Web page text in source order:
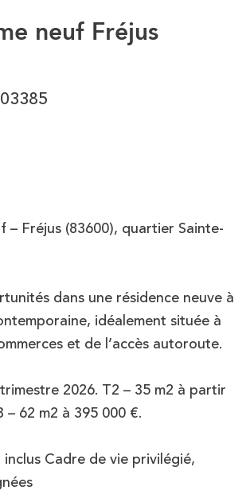
neuf Fréjus
– Fréjus (83600), quartier Sainte-
dans une résidence neuve à
idéalement située à
et de l’accès autoroute.
2026. T2 – 35 m2 à partir
62 m2 à 395 000 €.
Cadre de vie privilégié,